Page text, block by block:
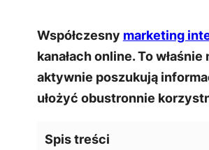
Współczesny marketing
kanałach online. To
aktywnie poszukują
ułożyć obustronnie
Spis treści